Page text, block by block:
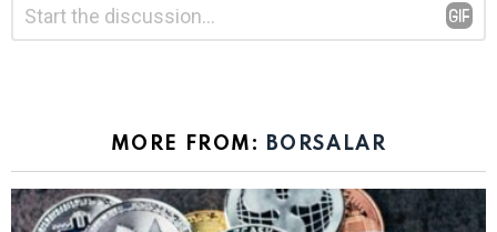
yanıt
yazın
MORE FROM: BORSALAR